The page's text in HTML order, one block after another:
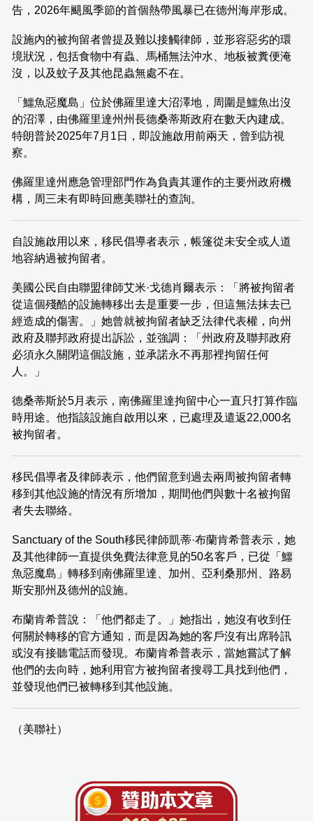
告，2026年颶風季節的首個熱帶風暴已在德州海岸形成。
設施內的被拘留者曾提及難以接觸律師，並形容惡劣的環
境狀況，包括食物中有蟲、馬桶無法沖水、地板被糞便淹
沒，以及蚊子及其他昆蟲無處不在。
「鱷魚惡魔島」位於佛羅里達大沼澤地，周圍是鱷魚出沒
的沼澤，由佛羅里達州州長德桑蒂斯政府在數天內建成。
特朗普於2025年7月1日，即設施啟用前兩天，曾到訪視
察。
佛羅里達州應急管理部門作為負責其運作的主要州政府機
構，周三未有即時回應美聯社的查詢。
自設施啟用以來，移民倡導者表示，帳篷從未安全或人道
地容納過被拘留者。
美國公民自由聯盟律師艾米·戈德肖爾表示：「將被拘留者
從這個殘酷的設施轉移出去是重要一步，但這無法抹去已
經造成的傷害。」她曾就被拘留者缺乏法律代表權，向州
政府及聯邦政府提出訴訟，並強調：「州政府及聯邦政府
必須永久關閉這個設施，並承諾永不再那裡拘留任何
人。」
德桑蒂斯於5月表示，南佛羅里達拘留中心一直只打算作臨
時用途。他指該設施自啟用以來，已處理及遣返22,000名
被拘留者。
移民倡導者及律師表示，他們留意到過去兩周被拘留者轉
移到其他設施的情況有所增加，期間他們與數十名被拘留
者失去聯絡。
Sanctuary of the South移民律師凱蒂·布蘭肯希普表示，她
及其他律師一直提供免費法律意見的50名客戶，已從「鱷
魚惡魔島」轉移到南佛羅里達、加州、亞利桑那州、路易
斯安那州及德州的設施。
布蘭肯希普說：「他們都走了。」她指出，她沒有收到任
何關於轉移的官方通知，而是因為她的客戶沒有出席聆訊
或沒有接聽電話而發現。布蘭肯希普表示，當她嘗試了解
他們的去向時，她利用官方被拘留者搜尋工具找到他們，
並發現他們已被轉移到其他設施。
（美聯社）